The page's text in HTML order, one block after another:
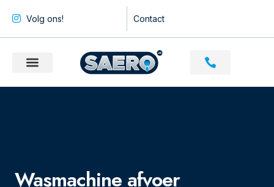
Volg ons! Contact
Wasmachine afvoer